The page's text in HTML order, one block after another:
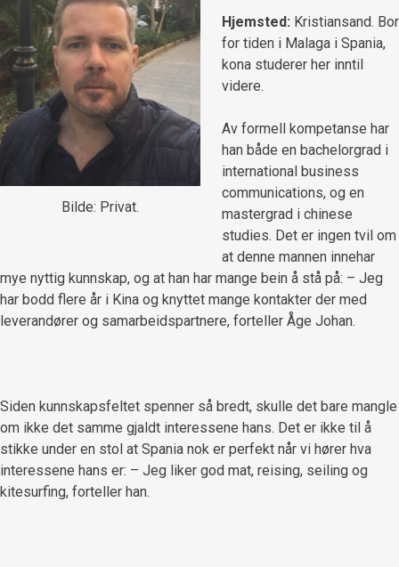
Bilde: Privat.
Hjemsted: Kristiansand. Bor
for tiden i Malaga i Spania,
kona studerer her inntil
videre.
Av formell kompetanse har
han både en bachelorgrad i
international business
communications, og en
mastergrad i chinese
studies. Det er ingen tvil om
at denne mannen innehar
mye nyttig kunnskap, og at han har mange bein å stå på: – Jeg
har bodd flere år i Kina og knyttet mange kontakter der med
leverandører og samarbeidspartnere, forteller Åge Johan.
Siden kunnskapsfeltet spenner så bredt, skulle det bare mangle
om ikke det samme gjaldt interessene hans. Det er ikke til å
stikke under en stol at Spania nok er perfekt når vi hører hva
interessene hans er: – Jeg liker god mat, reising, seiling og
kitesurfing, forteller han.